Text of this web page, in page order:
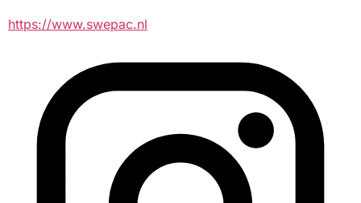
https://www.swepac.nl